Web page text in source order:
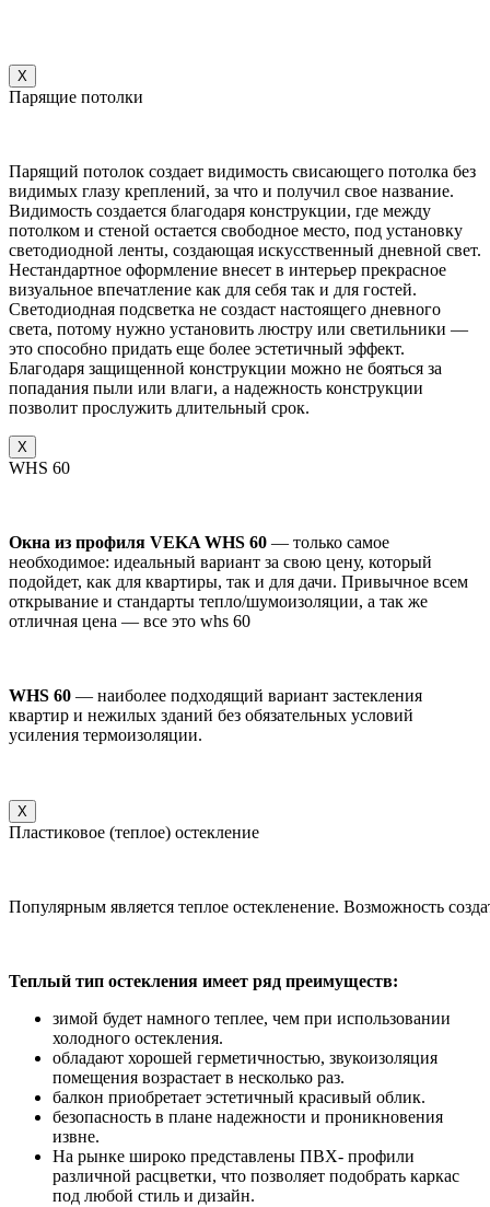
X
Парящие потолки
Парящий потолок создает видимость свисающего потолка без
видимых глазу креплений, за что и получил свое название.
Видимость создается благодаря конструкции, где между
потолком и стеной остается свободное место, под установку
светодиодной ленты, создающая искусственный дневной свет.
Нестандартное оформление внесет в интерьер прекрасное
визуальное впечатление как для себя так и для гостей.
Светодиодная подсветка не создаст настоящего дневного
света, потому нужно установить люстру или светильники —
это способно придать еще более эстетичный эффект.
Благодаря защищенной конструкции можно не бояться за
попадания пыли или влаги, а надежность конструкции
позволит прослужить длительный срок.
X
WHS 60
Окна из профиля VEKA WHS 60 — только самое
необходимое: идеальный вариант за свою цену, который
подойдет, как для квартиры, так и для дачи. Привычное всем
открывание и стандарты тепло/шумоизоляции, а так же
отличная цена — все это whs 60
WHS 60 — наиболее подходящий вариант застекления
квартир и нежилых зданий без обязательных условий
усиления термоизоляции.
X
Пластиковое (теплое) остекление
Популярным является теплое остекленение. Возможность
Теплый тип остекления имеет ряд преимуществ:
зимой будет намного теплее, чем при использовании
холодного остекления.
обладают хорошей герметичностью, звукоизоляция
помещения возрастает в несколько раз.
балкон приобретает эстетичный красивый облик.
безопасность в плане надежности и проникновения
извне.
На рынке широко представлены ПВХ- профили
различной расцветки, что позволяет подобрать каркас
под любой стиль и дизайн.